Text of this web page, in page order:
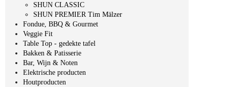
SHUN CLASSIC
SHUN PREMIER Tim Mälzer
Fondue, BBQ & Gourmet
Veggie Fit
Table Top - gedekte tafel
Bakken & Patisserie
Bar, Wijn & Noten
Elektrische producten
Houtproducten